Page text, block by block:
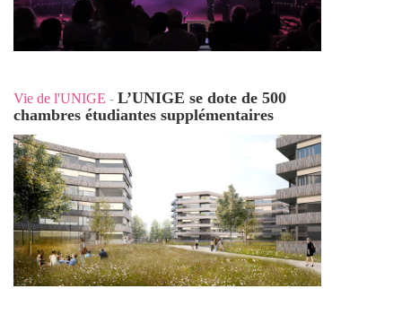
Vie de l'UNIGE - L’UNIGE se dote de 500
chambres étudiantes supplémentaires